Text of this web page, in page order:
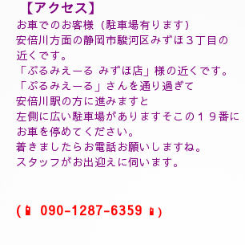
(延長30分¥7000)
(60分延長¥14000)
(ご指名￥2000)
(よむぎ蒸し30分¥5000)
(よむぎ蒸し45分¥7000)
(リフレクソロジートリートメント30分¥5000)
(ヘッドスパマッサージ１０分¥2000)
(フィシャルマッサージ１０分¥2000)
(ホットストーン30分¥5000)
(ソルトマッサージ¥3000)
❖❖❖❖❖❖❖❖❖